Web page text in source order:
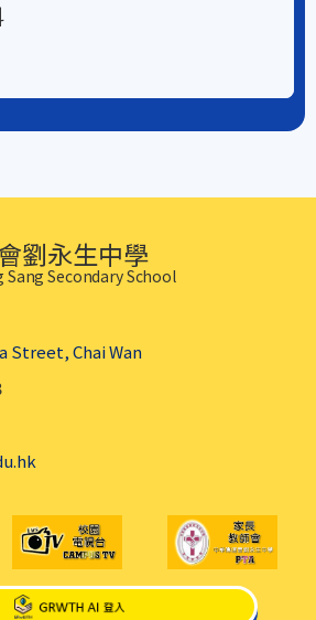
劉永生中學
Sang Secondary School
Street, Chai Wan